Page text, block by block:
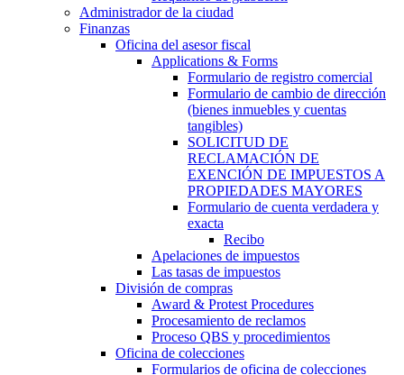
Administrador de la ciudad
Finanzas
Oficina del asesor fiscal
Applications & Forms
Formulario de registro comercial
Formulario de cambio de dirección
(bienes inmuebles y cuentas
tangibles)
SOLICITUD DE
RECLAMACIÓN DE
EXENCIÓN DE IMPUESTOS A
PROPIEDADES MAYORES
Formulario de cuenta verdadera y
exacta
Recibo
Apelaciones de impuestos
Las tasas de impuestos
División de compras
Award & Protest Procedures
Procesamiento de reclamos
Proceso QBS y procedimientos
Oficina de colecciones
Formularios de oficina de colecciones